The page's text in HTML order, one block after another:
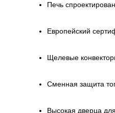
Печь
Европейский
Щелевые
Сменная защита
Высокая дверца